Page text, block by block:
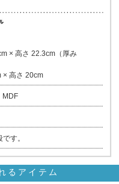
× 高さ 22.3cm（厚み
× 高さ 20cm
MDF
す。
るアイテム